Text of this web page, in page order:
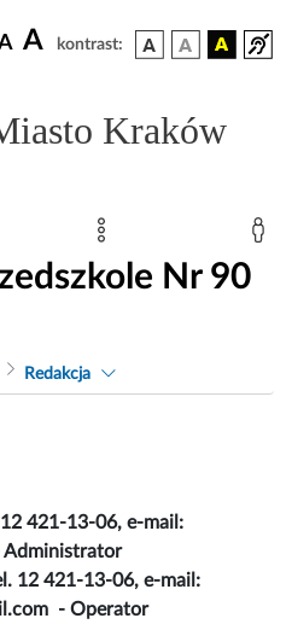
A kontrast:
Kraków
Nr 90
Redakcja
421-13-06, e-mail:
Administrator
12 421-13-06, e-mail:
- Operator